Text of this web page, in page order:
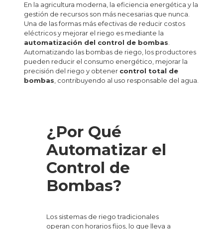
En la agricultura moderna, la eficiencia energética y la
gestión de recursos son más necesarias que nunca.
Una de las formas más efectivas de reducir costos
eléctricos y mejorar el riego es mediante la
automatización del control de bombas
Automatizando las bombas de riego, los productores
pueden reducir el consumo energético, mejorar la
precisión del riego y obtener control total de
bombas , contribuyendo al uso responsable del agua.
¿Por Qué
Automatizar el
Control de
Bombas?
Los sistemas de riego tradicionales
operan con horarios fijos, lo que lleva a